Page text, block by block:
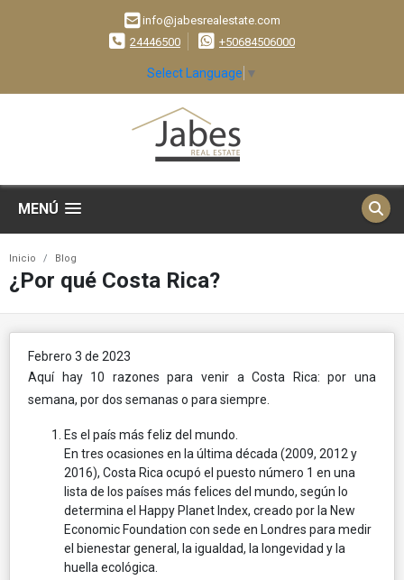
info@jabesrealestate.com
24446500
+50684506000
Select Language ▼
MENÚ
Inicio Blog
¿Por qué Costa Rica?
Febrero 3 de 2023
Aquí hay 10 razones para venir a Costa Rica: por una
semana, por dos semanas o para siempre.
Es el país más feliz del mundo.
En tres ocasiones en la última década (2009, 2012 y
2016), Costa Rica ocupó el puesto número 1 en una
lista de los países más felices del mundo, según lo
determina el Happy Planet Index, creado por la New
Economic Foundation con sede en Londres para medir
el bienestar general, la igualdad, la longevidad y la
huella ecológica.